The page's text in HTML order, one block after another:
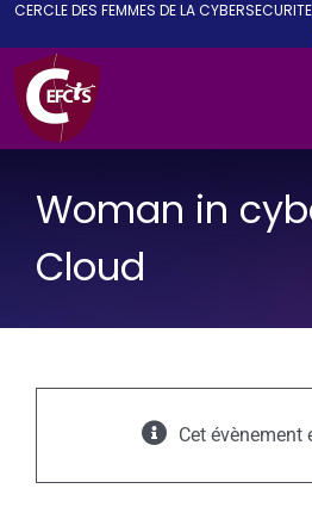
Passer
au
contenu
CERCLE DES FEMMES DE LACYBERSECURITE
ACCUEIL
CEFCYS
PODCAST
NOUS REJOINDRE
Woman in
Cloud
Cet évènement